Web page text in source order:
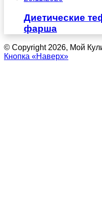
Диетические
фарша
© Copyright 2026, Мой
Кнопка «Наверх»